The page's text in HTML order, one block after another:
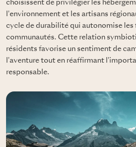
choisissent de privilégier les
l'environnement et les artisans
cycle de durabilité qui autonomise les
communautés. Cette relation
résidents favorise un sentiment de
l'aventure tout en réaffirmant
responsable.